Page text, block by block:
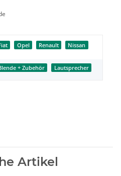
Opel Renault Nissan
+ Zubehör Lautsprecher
Artikel